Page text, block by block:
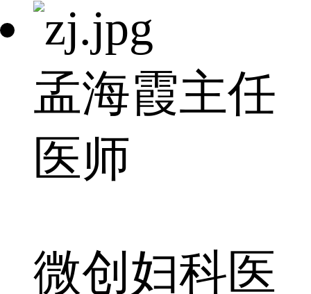
孟海霞主任
医师
微创妇科医